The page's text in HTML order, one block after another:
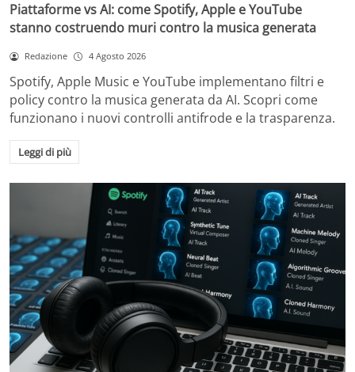
Piattaforme vs AI: come Spotify, Apple e YouTube
stanno costruendo muri contro la musica generata
Redazione 4 Agosto 2026
Spotify, Apple Music e YouTube implementano filtri e
policy contro la musica generata da AI. Scopri come
funzionano i nuovi controlli antifrode e la trasparenza.
Leggi di più